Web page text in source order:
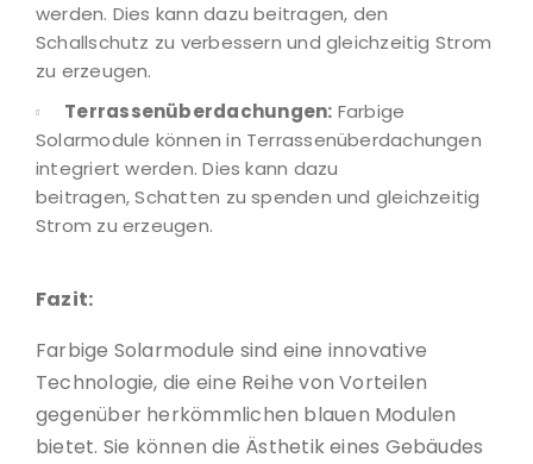
werden. Dies kann dazu beitragen, den
Schallschutz zu verbessern und gleichzeitig Strom
zu erzeugen.
Terrassenüberdachungen: Farbige
Solarmodule können in Terrassenüberdachungen
integriert werden. Dies kann dazu
beitragen, Schatten zu spenden und gleichzeitig
Strom zu erzeugen.
Fazit:
Farbige Solarmodule sind eine innovative
Technologie, die eine Reihe von Vorteilen
gegenüber herkömmlichen blauen Modulen
bietet. Sie können die Ästhetik eines Gebäudes